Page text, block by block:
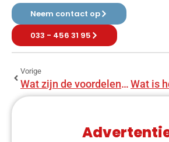
Neem contact op
033 - 456 31 95
Vorige
Wat zijn de voordelen van bouwkundig advies?